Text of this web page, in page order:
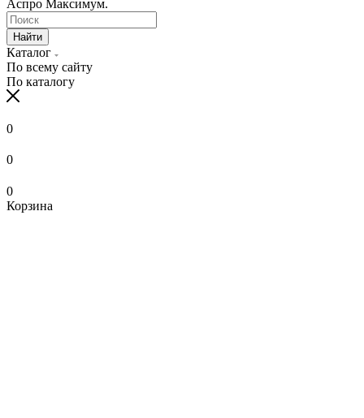
Аспро Максимум.
Найти
Каталог
По всему сайту
По каталогу
0
0
0
Корзина